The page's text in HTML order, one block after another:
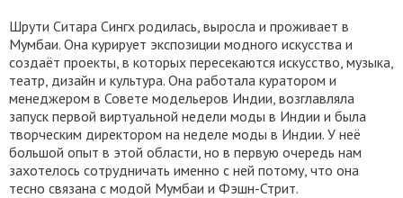
Шрути Ситара Сингх родилась, выросла и проживает в
Мумбаи. Она курирует экспозиции модного искусства и
создаёт проекты, в которых пересекаются искусство, музыка,
театр, дизайн и культура. Она работала куратором и
менеджером в Совете модельеров Индии, возглавляла
запуск первой виртуальной недели моды в Индии и была
творческим директором на неделе моды в Индии. У неё
большой опыт в этой области, но в первую очередь нам
захотелось сотрудничать именно с ней потому, что она
тесно связана с модой Мумбаи и Фэшн-Стрит.